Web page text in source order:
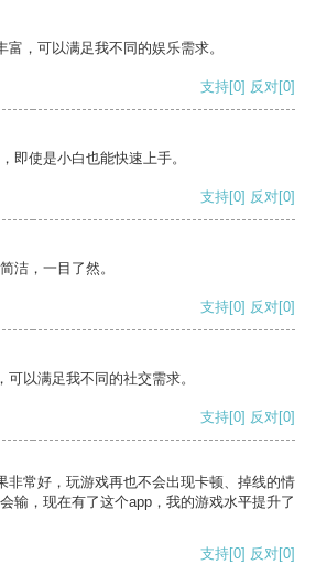
，可以满足我不同的娱乐需求。
支持[0] 反对[0]
即使是小白也能快速上手。
支持[0] 反对[0]
洁，一目了然。
支持[0] 反对[0]
以满足我不同的社交需求。
支持[0] 反对[0]
非常好，玩游戏再也不会出现卡顿、掉线的情
输，现在有了这个app，我的游戏水平提升了
支持[0] 反对[0]